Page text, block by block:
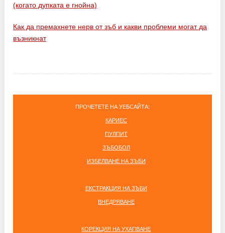
(когато дупката е гнойна)
Как да премахнете нерв от зъб и какви проблеми могат да
възникнат
ПРОЧЕТЕТЕ НА УЕБСАЙТА:
КАРИЕС
ПУЛПИТ
ЗЪБОБОЛ
ИЗБЕЛВАНЕ НА ЗЪБИ
ЕКСТРАКЦИЯ НА ЗЪБИ
ВНЕДРЯВАНЕ
КОРЕКЦИЯ НА УХАПВАНЕ